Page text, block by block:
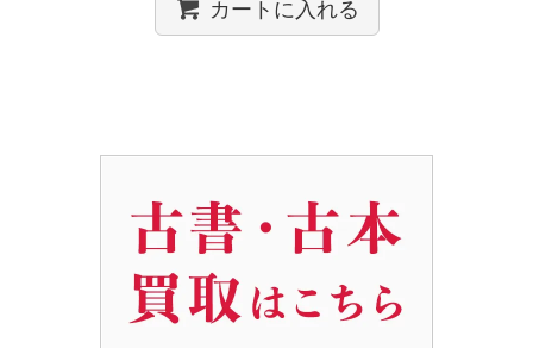
カートに入れる